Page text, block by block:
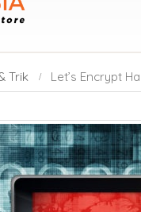
Trik Let’s Encrypt
SSL Certificate vs
TLS: Apa Saja